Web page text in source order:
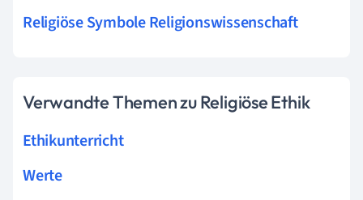
Religiöse Symbole Religionswissenschaft
Verwandte Themen zu Religiöse Ethik
Ethikunterricht
Werte